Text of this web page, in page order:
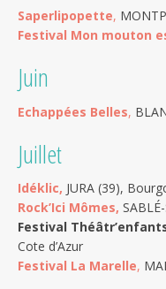
Saperlipopette,
Festival Mon mouton
Juin
Echappées Belles,
Juillet
Idéklic, JURA (39),
Rock’Ici Mômes,
Festival
Cote d’Azur
Festival La Marelle,